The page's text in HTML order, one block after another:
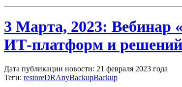
3 Марта, 2023: Вебинар
ИТ-платформ и
Дата публикации новости: 21 февраля 2023 года
Теги: restoreDRAnyBackupBackup